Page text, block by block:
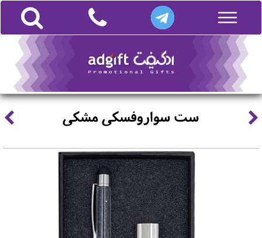
ست سواروفسکی مشکی